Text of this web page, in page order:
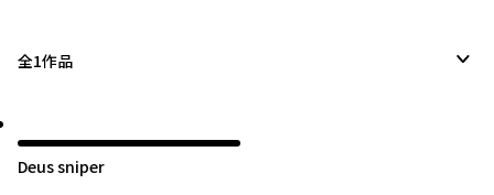
全1作品
Deus sniper